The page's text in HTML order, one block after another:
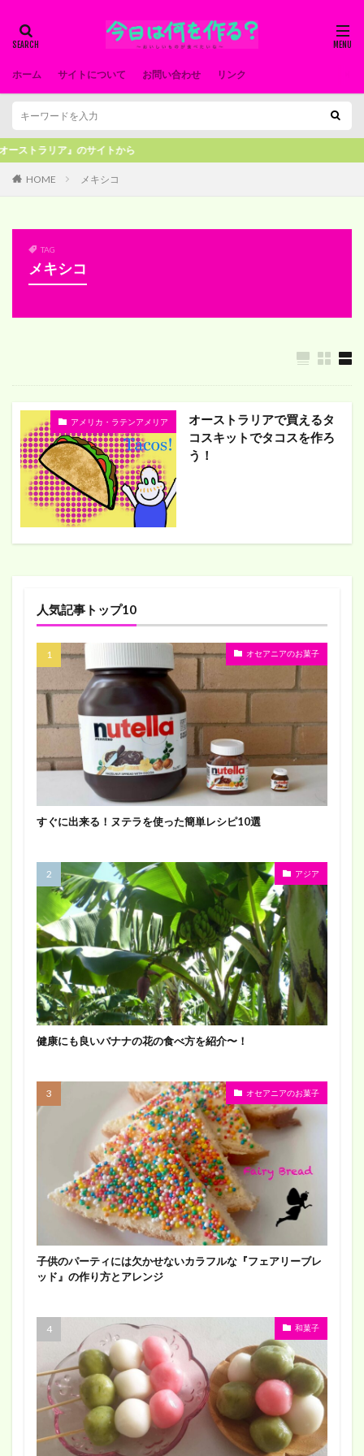
ホーム サイトについて お問い合わせ リンク
ア』のサイトから
HOME メキシコ
TAG
メキシコ
アメリカ・ラテンアメリア
オーストラリアで買えるタ
コスキットでタコスを作ろ
う！
人気記事トップ10
オセアニアのお菓子
すぐに出来る！ヌテラを使った簡単レシピ10選
アジア
健康にも良いバナナの花の食べ方を紹介〜！
オセアニアのお菓子
子供のパーティには欠かせないカラフルな『フェアリーブレ
ッド』の作り方とアレンジ
和菓子